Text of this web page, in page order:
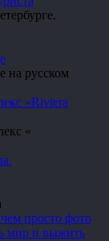
на русском
«Riviera
«
просто фото
мир и выжить